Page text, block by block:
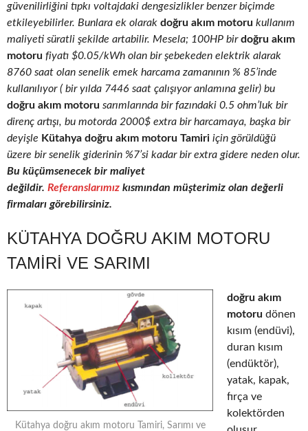
güvenilirliğini tıpkı voltajdaki dengesizlikler benzer biçimde
etkileyebilirler. Bunlara ek olarak doğru akım motoru kullanım
maliyeti süratli şekilde artabilir. Mesela; 100HP birdoğru akım
motoru fiyatı $0.05/kWh olan bir şebekeden elektrik alarak
8760 saat olan senelik emek harcama zamanının % 85’inde
kullanılıyor ( bir yılda 7446 saat çalışıyor anlamına gelir) bu
doğru akım motoru sarımlarında bir fazındaki 0.5 ohm’luk bir
direnç artışı, bu motorda 2000$ extra bir harcamaya, başka bir
deyişle Kütahya doğru akım motoru Tamiri için görüldüğü
üzere bir senelik giderinin %7’si kadar bir extra gidere neden olur.
Bu küçümsenecek bir maliyet
değildir. Referanslarımız kısmından müşterimiz olan değerli
firmaları görebilirsiniz.
KÜTAHYA DOĞRU AKIM MOTORU
TAMIRI VE SARIMI
Kütahya doğru akım motoru Tamiri, Sarımı ve
doğru akım
motoru dönen
kısım (endüvi),
duran kısım
(endüktör),
yatak, kapak,
fırça ve
kolektörden